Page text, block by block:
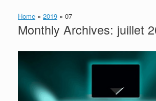
Home » 2019 » 07
Monthly Archives: juillet